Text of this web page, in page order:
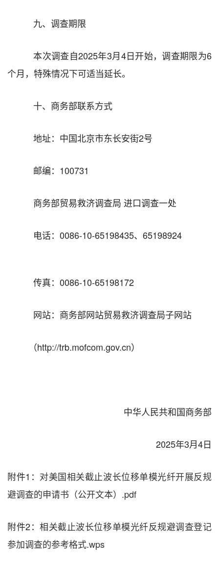
九、调查期限
本次调查自2025年3月4日开始，调查期限为6
个月，特殊情况下可适当延长。
十、商务部联系方式
地址：中国北京市东长安街2号
邮编： 100731
商务部贸易救济调查局 进口调查一处
电话：0086-10-65198435、65198924
传真：0086-10-65198172
网站：商务部网站贸易救济调查局子网站
（http://trb.mofcom.gov.cn）
中华人民共和国商务部
2025年3月4日
附件1： 对美国相关截止波长位移单模光纤开展反规
避调查的申请书（公开文本）.pdf
附件2：相关截止波长位移单模光纤反规避调查登记
参加调查的参考格式.wps